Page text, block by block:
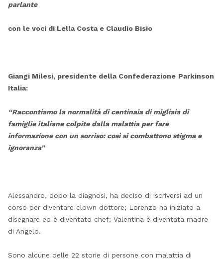
parlante
con le voci di Lella Costa e Claudio Bisio
Giangi Milesi, presidente della Confederazione Parkinson
Italia:
“Raccontiamo la normalità di centinaia di migliaia di
famiglie italiane colpite dalla malattia per fare
informazione con un sorriso: così si combattono stigma e
ignoranza”
Alessandro, dopo la diagnosi, ha deciso di iscriversi ad un
corso per diventare clown dottore; Lorenzo ha iniziato a
disegnare ed è diventato chef; Valentina è diventata madre
di Angelo.
Sono alcune delle 22 storie di persone con malattia di